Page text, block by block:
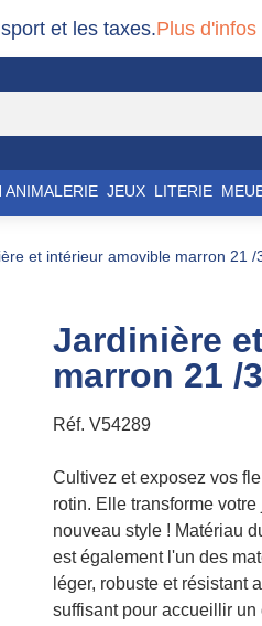
et les taxes.Plus d'infos
ANIMALERIE JEUX LITERIE
et intérieur amovible marron 21 /
Jardinière
marron 21 /
Réf. V54289
Cultivez et exposez vos
rotin. Elle transforme
nouveau style ! Matériau
est également l'un des
léger, robuste et résistant
suffisant pour accueillir